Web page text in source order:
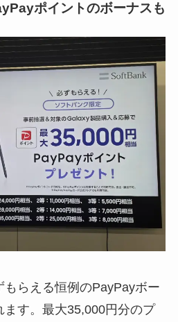
ポイントのボーナスも
もらえる恒例のPayPayボー
す。最大35,000円分のプ